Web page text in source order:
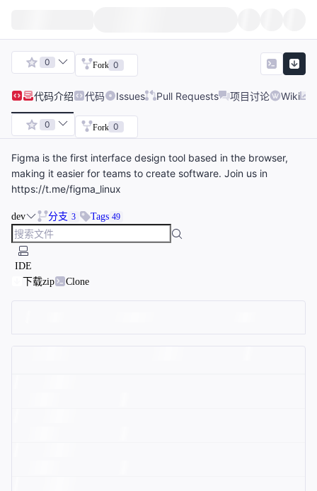
0 Fork 0
代码介绍 代码 Issues Pull Requests 项目讨论 Wiki
0 Fork 0
Figma is the first interface design tool based in the browser,
making it easier for teams to create software. Join us in
https://t.me/figma_linux
dev 分支 3 Tags 49
IDE
下载zip
Clone